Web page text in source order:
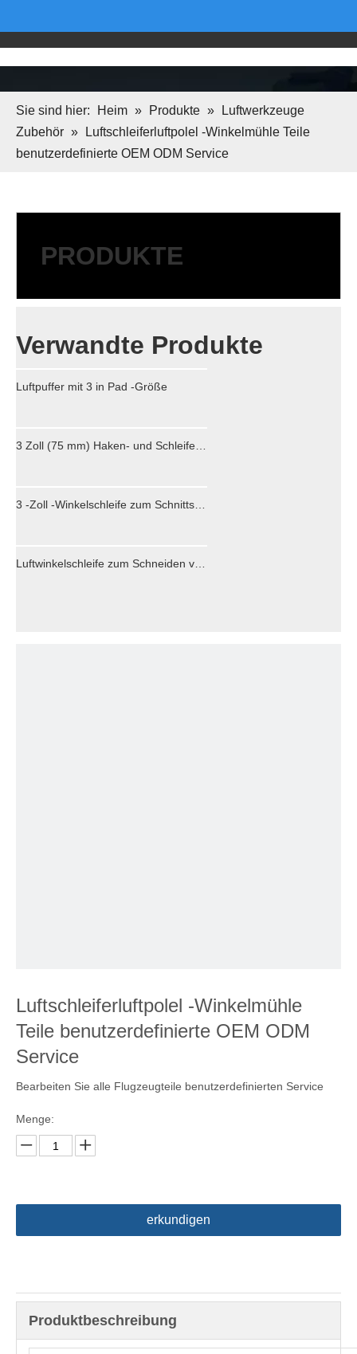
Sie sind hier: Heim » Produkte »
Luftwerkzeuge
Zubehör »
Luftschleiferluftpolel -Winkelmühle Teile
benutzerdefinierte OEM ODM Service
PRODUKTE
Verwandte Produkte
Luftpuffer mit 3 in Pad -Größe
Luftschleiferluftpolel -Winkelmühle
Teile benutzerdefinierte OEM ODM
Service
Bearbeiten Sie alle Flugzeugteile benutzerdefinierten Service
Menge:
erkundigen
Produktbeschreibung